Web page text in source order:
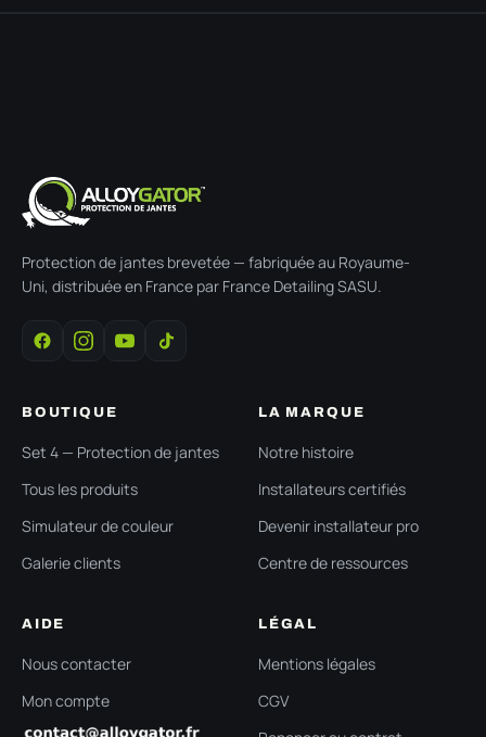
Protection de jantes brevetée — fabriquée au Royaume-
Uni, distribuée en France par France Detailing SASU.
BOUTIQUE
Set 4 — Protection de jantes
Tous les produits
Simulateur de couleur
Galerie clients
LA MARQUE
Notre histoire
Installateurs certifiés
Devenir installateur pro
Centre de ressources
AIDE
Nous contacter
Mon compte
LÉGAL
Mentions légales
CGV